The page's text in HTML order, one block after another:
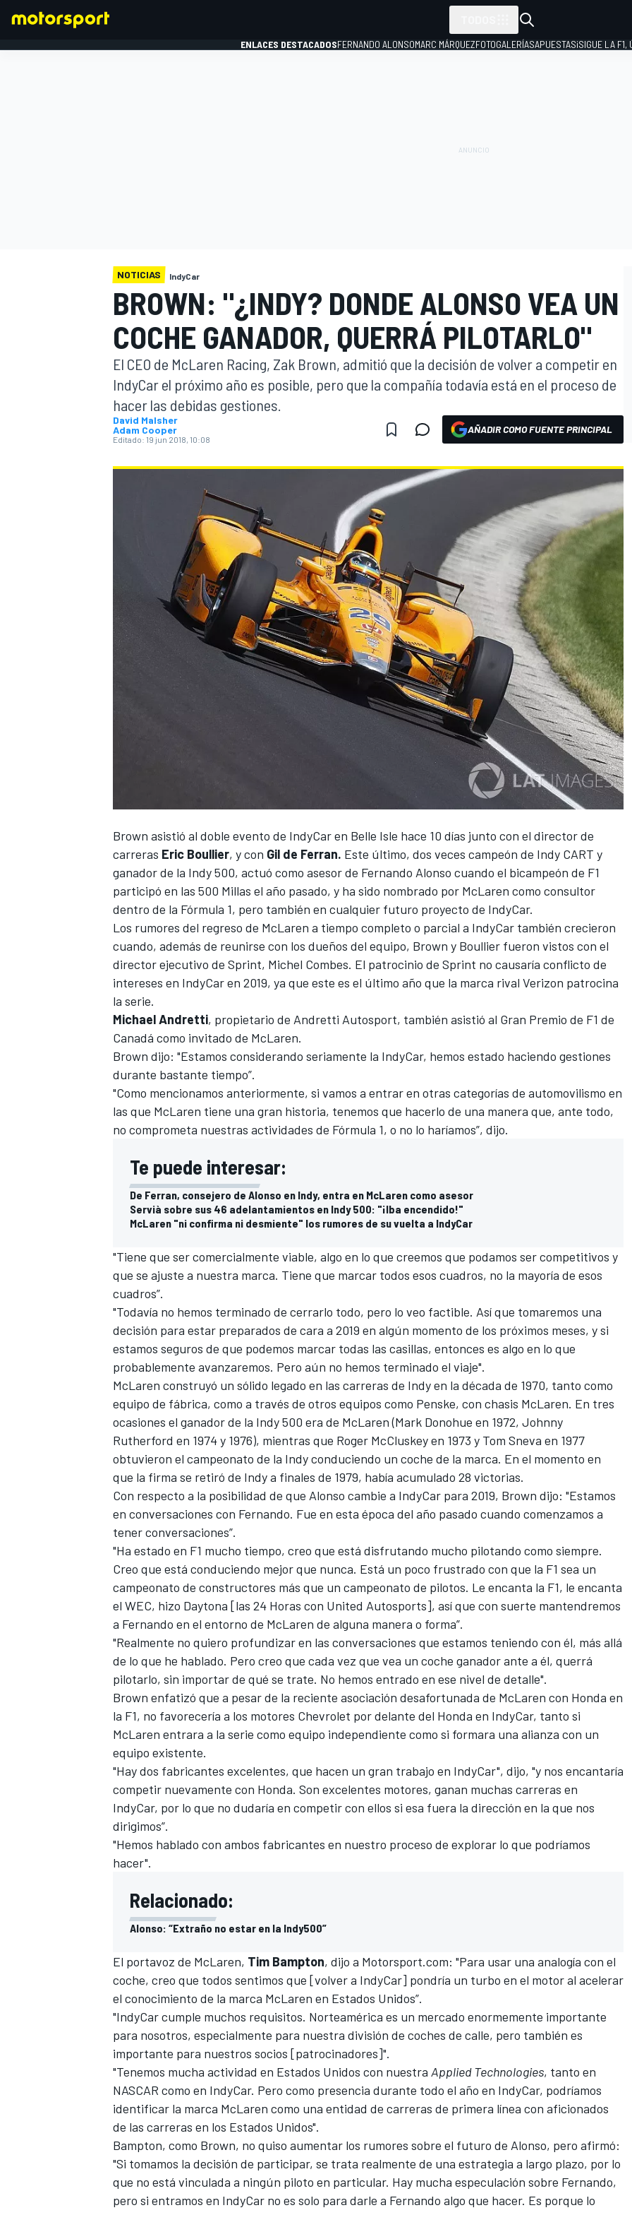
FÓRMULA E
MÁS CATEGORÍAS
ENLACES DESTACADOSFERNANDO ALONSOMARC MÁRQUEZFOTOGALERÍASAPUESTAS¡SIGUE LA F1,
NOTICIAS IndyCar
BROWN: "¿INDY? DONDE ALONSO VEA UN
COCHE GANADOR, QUERRÁ PILOTARLO"
El CEO de McLaren Racing, Zak Brown, admitió que la decisión de volver a competir en
IndyCar el próximo año es posible, pero que la compañía todavía está en el proceso de
hacer las debidas gestiones.
David Malsher
Adam Cooper
Editado: 19 jun 2018, 10:08
AÑADIR COMO FUENTE PRINCIPAL
Brown asistió al doble evento de IndyCar en Belle Isle hace 10 días junto con el director de
carreras Eric Boullier, y con Gil de Ferran. Este último, dos veces campeón de Indy CART y
ganador de la Indy 500, actuó como asesor de Fernando Alonso cuando el bicampeón de F1
participó en las 500 Millas el año pasado, y ha sido nombrado por McLaren como consultor
dentro de la Fórmula 1, pero también en cualquier futuro proyecto de IndyCar.
Los rumores del regreso de McLaren a tiempo completo o parcial a IndyCar también crecieron
cuando, además de reunirse con los dueños del equipo, Brown y Boullier fueron vistos con el
director ejecutivo de Sprint, Michel Combes. El patrocinio de Sprint no causaría conflicto de
intereses en IndyCar en 2019, ya que este es el último año que la marca rival Verizon patrocina
la serie.
Michael Andretti, propietario de Andretti Autosport, también asistió al Gran Premio de F1 de
Canadá como invitado de McLaren.
Brown dijo: "Estamos considerando seriamente la IndyCar, hemos estado haciendo gestiones
durante bastante tiempo”.
"Como mencionamos anteriormente, si vamos a entrar en otras categorías de automovilismo en
las que McLaren tiene una gran historia, tenemos que hacerlo de una manera que, ante todo,
no comprometa nuestras actividades de Fórmula 1, o no lo haríamos”, dijo.
Te puede interesar:
De Ferran, consejero de Alonso en Indy, entra en McLaren como asesor
Servià sobre sus 46 adelantamientos en Indy 500: "¡Iba encendido!"
McLaren "ni confirma ni desmiente" los rumores de su vuelta a IndyCar
"Tiene que ser comercialmente viable, algo en lo que creemos que podamos ser competitivos y
que se ajuste a nuestra marca. Tiene que marcar todos esos cuadros, no la mayoría de esos
cuadros”.
"Todavía no hemos terminado de cerrarlo todo, pero lo veo factible. Así que tomaremos una
decisión para estar preparados de cara a 2019 en algún momento de los próximos meses, y si
estamos seguros de que podemos marcar todas las casillas, entonces es algo en lo que
probablemente avanzaremos. Pero aún no hemos terminado el viaje".
McLaren construyó un sólido legado en las carreras de Indyen la década de 1970, tanto como
equipo de fábrica, como a través de otros equipos como Penske, con chasis McLaren. En tres
ocasiones el ganador de la Indy 500 era de McLaren (Mark Donohue en 1972, Johnny
Rutherford en 1974 y 1976), mientras que Roger McCluskey en 1973 y Tom Sneva en 1977
obtuvieron el campeonato de la Indy conduciendo un coche de la marca. En el momento en
que la firma se retiró de Indy a finales de 1979, había acumulado 28 victorias.
Con respecto a la posibilidad de que Alonso cambie a IndyCar para 2019, Brown dijo: "Estamos
en conversaciones con Fernando. Fue en esta época del año pasado cuando comenzamos a
tener conversaciones”.
"Ha estado en F1 mucho tiempo, creo que está disfrutando mucho pilotando como siempre.
Creo que está conduciendo mejor que nunca. Está un poco frustrado con que la F1 sea un
campeonato de constructores más que un campeonato de pilotos. Le encanta la F1, le encanta
el WEC, hizo Daytona [las 24 Horas con United Autosports], así que con suerte mantendremos
a Fernando en el entorno de McLaren de alguna manera o forma”.
"Realmente no quiero profundizar en las conversaciones que estamos teniendo con él, más allá
de lo que he hablado. Pero creo que cada vez que vea un coche ganador ante a él, querrá
pilotarlo, sin importar de qué se trate. No hemos entrado en ese nivel de detalle".
Brown enfatizó que a pesar de la reciente asociación desafortunada de McLaren con Honda en
la F1, no favorecería a los motores Chevrolet por delante del Honda en IndyCar, tanto si
McLaren entrara a la serie como equipo independiente como si formara una alianza con un
equipo existente.
"Hay dos fabricantes excelentes, que hacen un gran trabajo en IndyCar", dijo, "y nos encantaría
competir nuevamente con Honda. Son excelentes motores, ganan muchas carreras en
IndyCar, por lo que no dudaría en competir con ellos si esa fuera la dirección en la que nos
dirigimos”.
"Hemos hablado con ambos fabricantes en nuestro proceso de explorar lo que podríamos
hacer".
Relacionado:
Alonso: “Extraño no estar en la Indy500”
El portavoz de McLaren, Tim Bampton, dijo a Motorsport.com: "Para usar una analogía con el
coche, creo que todos sentimos que [volver a IndyCar] pondría un turbo en el motor al acelerar
el conocimiento de la marca McLaren en Estados Unidos”.
"IndyCar cumple muchos requisitos. Norteamérica es un mercado enormemente importante
para nosotros, especialmente para nuestra división de coches de calle, pero también es
importante para nuestros socios [patrocinadores]".
"Tenemos mucha actividad en Estados Unidos con nuestra Applied Technologies, tanto en
NASCAR como en IndyCar. Pero como presencia durante todo el año en IndyCar, podríamos
identificar la marca McLaren como una entidad de carreras de primera línea con aficionados
de las carreras en los Estados Unidos".
Bampton, como Brown, no quiso aumentar los rumores sobre el futuro de Alonso, pero afirmó:
"Si tomamos la decisión de participar, se trata realmente de una estrategia a largo plazo, por lo
que no está vinculada a ningún piloto en particular. Hay mucha especulación sobre Fernando,
pero si entramos en IndyCar no es solo para darle a Fernando algo que hacer. Es porque lo